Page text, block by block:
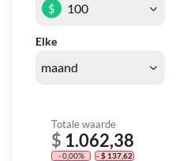
Elke
$
Totale waarde
$ 1.062,38
- 0,00% - $ 137,62